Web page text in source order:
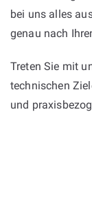
bei uns alles
genau nach
Treten Sie mit
technischen
und